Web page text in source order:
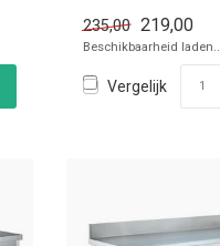
x Zonder ...
235,00 219,00
Beschikbaarheid laden..
Vergelijk